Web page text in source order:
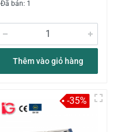
Đã bán: 1
Thêm vào giỏ hàng
-35%